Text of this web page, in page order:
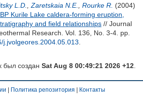
L.D. Zaretskaia N.E. Rourke R. (2004)
Kurile Lake caldera-forming eruption,
and field relationships // Journal
Research. Vol. 136, No. 3-4. pp.
j.jvolgeores.2004.05.013
был создан Sat Aug 8 00:49:21 2026 +12
Политика репозитория Контакты